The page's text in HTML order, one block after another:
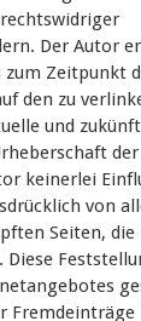
Der Autor
zum Zeitpunkt
den zu
und
keinerlei
von
Seiten, die
Diese